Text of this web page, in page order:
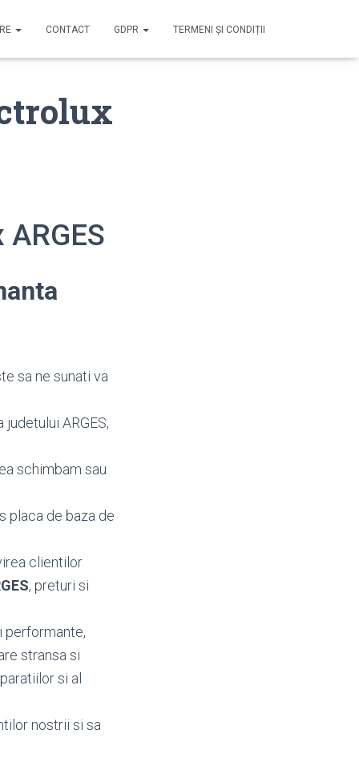
CONTACT GDPR TERMENI ȘI CONDIȚII
sa ne sunati va
ARGES,
schimbam sau
placa de baza de
clientilor
, preturi si
performante,
stransa si
si al
nostrii si sa